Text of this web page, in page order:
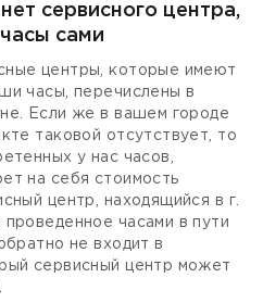
сервисного центра,
сами
центры, которые имеют
часы, перечислены в
Если же в вашем городе
таковой отсутствует, то
у нас часов,
на себя стоимость
центр, находящийся в г.
часами в пути
не входит в
сервисный центр может